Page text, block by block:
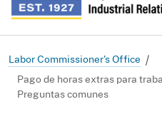
Labor Commissioner's Office
Pago de horas extras para
Preguntas comunes